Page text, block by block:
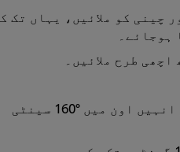
چینی کو ملائیں، یہاں تک کہ
طرح ملائیں۔
ریمیکنز کو پانی والے برتن میں رکھیں اور انہیں اون میں °160 سینٹی